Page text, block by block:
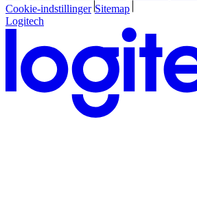
Cookie-indstillinger Sitemap
Logitech